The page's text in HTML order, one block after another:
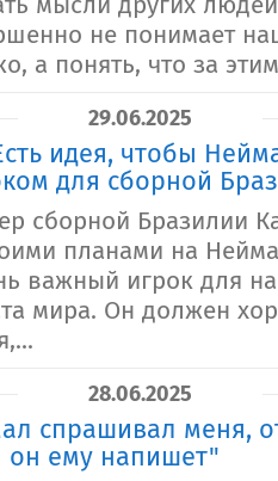
не понимает
а понять, что за
29.06.2025
идея, чтобы
для сборной
сборной Бразилии
планами на
важный игрок для
мира. Он должен
28.06.2025
спрашивал меня,
он ему напишет"